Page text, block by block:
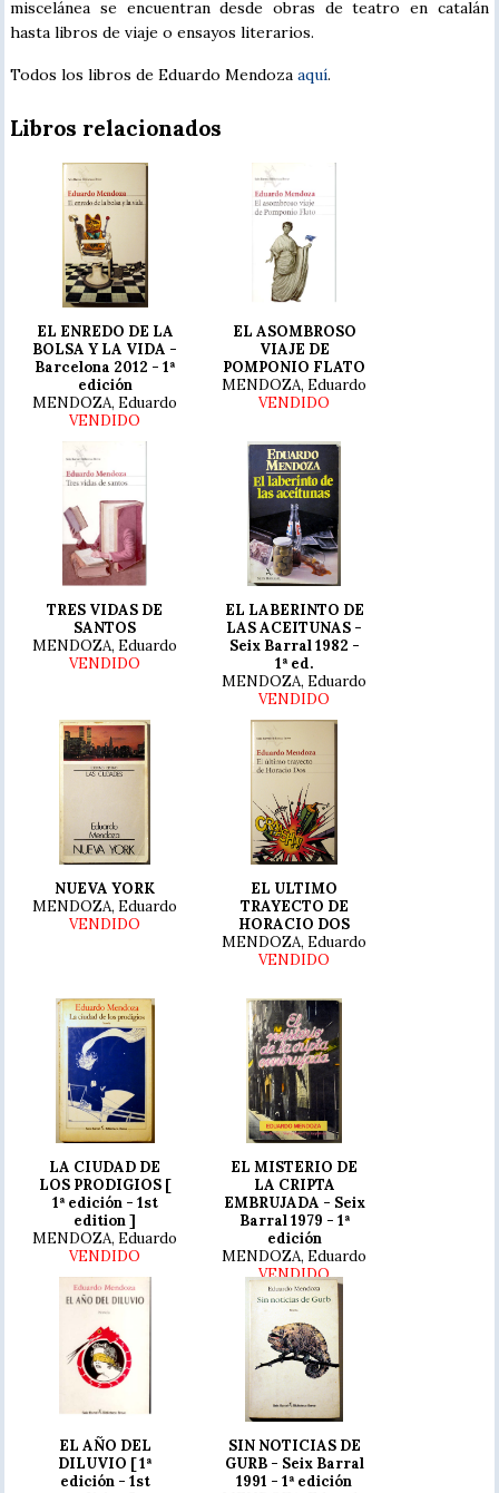
miscelánea se encuentran desde obras de teatro en catalán
hasta libros de viaje o ensayos literarios.
Todos los libros de Eduardo Mendozaaquí.
Libros relacionados
EL ENREDO DE LA
BOLSA Y LA VIDA -
Barcelona 2012 - 1ª
edición
MENDOZA, Eduardo
VENDIDO
EL ASOMBROSO
VIAJE DE
POMPONIO FLATO
MENDOZA, Eduardo
VENDIDO
TRES VIDAS DE
SANTOS
MENDOZA, Eduardo
VENDIDO
EL LABERINTO DE
LAS ACEITUNAS -
Seix Barral 1982 -
1ª ed.
MENDOZA, Eduardo
VENDIDO
NUEVA YORK
MENDOZA, Eduardo
VENDIDO
EL ULTIMO
TRAYECTO DE
HORACIO DOS
MENDOZA, Eduardo
VENDIDO
LA CIUDAD DE
LOS PRODIGIOS [
1ª edición - 1st
edition ]
MENDOZA, Eduardo
VENDIDO
EL MISTERIO DE
LA CRIPTA
EMBRUJADA - Seix
Barral 1979 - 1ª
edición
MENDOZA, Eduardo
VENDIDO
EL AÑO DEL
DILUVIO [ 1ª
edición - 1st
SIN NOTICIAS DE
GURB - Seix Barral
1991 - 1ª edición